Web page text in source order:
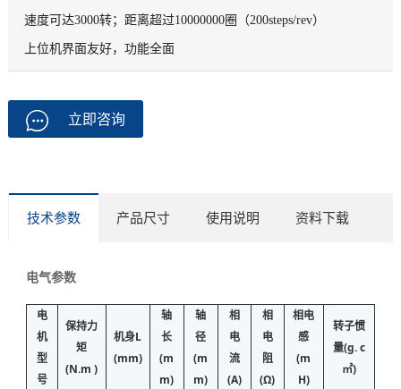
速度可达3000转；距离超过10000000圈（200steps/rev）
上位机界面友好，功能全面
立即咨询
技术参数 产品尺寸 使用说明 资料下载
电气参数
电
机
型
号
保持力
矩
(N.m )
机身L
(mm)
轴
长
(m
m)
轴
径
(m
m)
相
电
流
(A)
相
电
阻
(Ω)
相电
感
(m
H)
转子惯
量(g. c
㎡)